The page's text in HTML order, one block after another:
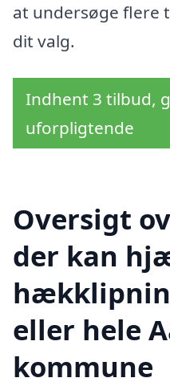
at undersøge
dit valg.
Indhent 3 tilbud,
uforpligtende
Oversigt
der kan
eller hele
kommune